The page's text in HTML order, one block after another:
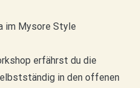
im Mysore Style
erfährst du die
in den offenen